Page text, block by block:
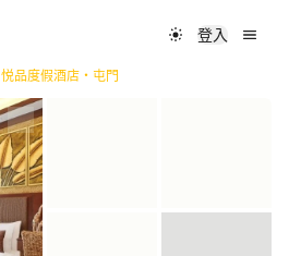
登入
悦品度假酒店‧屯門